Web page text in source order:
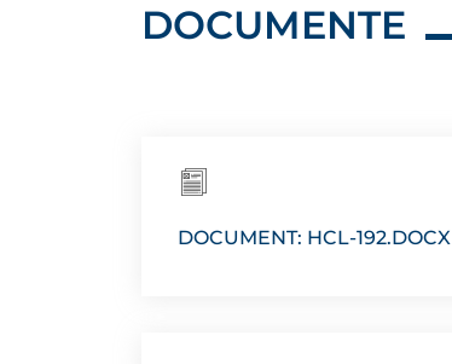
DOCUMENTE
DOCUMENT: HCL-192.DOCX